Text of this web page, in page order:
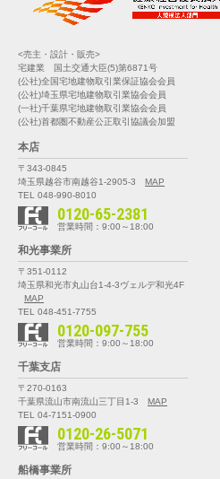
<売主・設計・販売>
宅建業 国土交通大臣(5)第6871号
(公社)全国宅地建物取引業保証協会会員
(公社)埼玉県宅地建物取引業協会会員
(一社)千葉県宅地建物取引業協会会員
(公社)首都圏不動産公正取引協議会加盟
本店
〒343-0845
埼玉県越谷市南越谷1-2905-3
MAP
TEL 048-990-8010
0120-65-2381
営業時間：9:00～18:00
和光事業所
〒351-0112
埼玉県和光市丸山台1-4-3ヴェルデ和光4F
MAP
TEL 048-451-7755
0120-097-755
営業時間：9:00～18:00
千葉支店
〒270-0163
千葉県流山市南流山三丁目1-3
MAP
TEL 04-7151-0900
0120-26-5071
営業時間：9:00～18:00
船橋事業所